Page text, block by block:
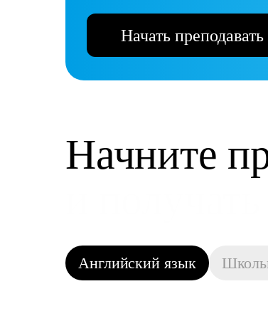
Начать преподавать
Начните
Английский язык